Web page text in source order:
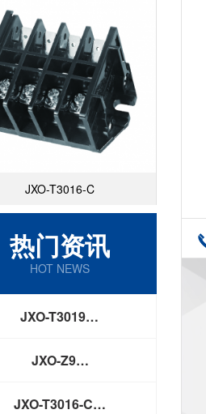
JXO-T3016-C
热门资讯
HOT NEWS
JXO-T3019…
JXO-Z9…
JXO-T3016-C…